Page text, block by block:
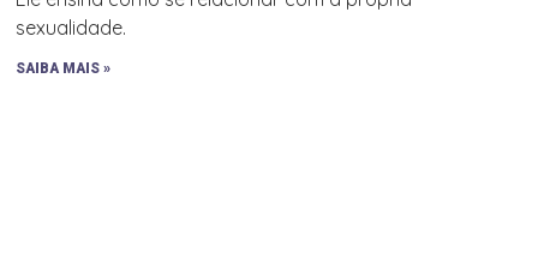
sexualidade.
SAIBA MAIS »